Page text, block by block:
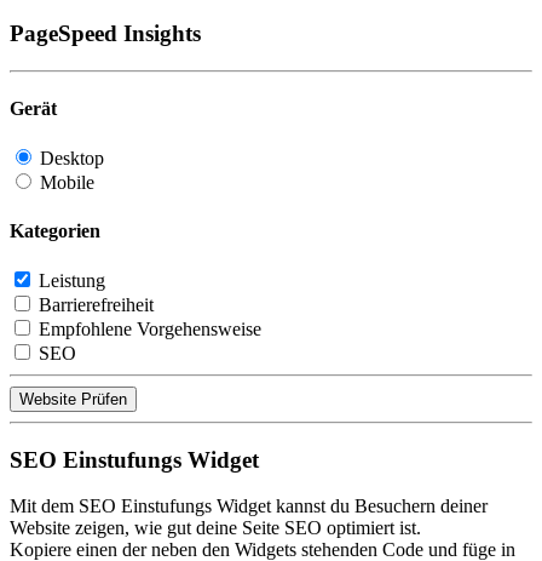
PageSpeed Insights
Gerät
Desktop
Mobile
Kategorien
Leistung
Barrierefreiheit
Empfohlene Vorgehensweise
SEO
Website Prüfen
SEO Einstufungs Widget
Mit dem SEO Einstufungs Widget kannst du Besuchern deiner
Website zeigen, wie gut deine Seite SEO optimiert ist.
Kopiere einen der neben den Widgets stehenden Code und füge in